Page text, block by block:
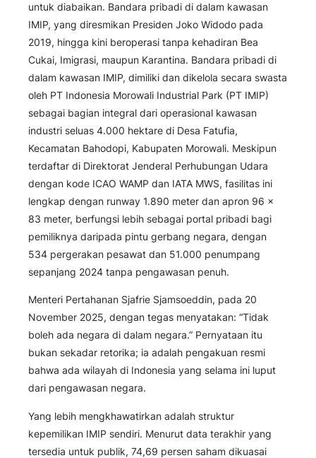
untuk diabaikan. Bandara pribadi di dalam kawasan
IMIP, yang diresmikan Presiden Joko Widodo pada
2019, hingga kini beroperasi tanpa kehadiran Bea
Cukai, Imigrasi, maupun Karantina. Bandara pribadi di
dalam kawasan IMIP, dimiliki dan dikelola secara swasta
oleh PT Indonesia Morowali Industrial Park (PT IMIP)
sebagai bagian integral dari operasional kawasan
industri seluas 4.000 hektare di Desa Fatufia,
Kecamatan Bahodopi, Kabupaten Morowali. Meskipun
terdaftar di Direktorat Jenderal Perhubungan Udara
dengan kode ICAO WAMP dan IATA MWS, fasilitas ini
lengkap dengan runway 1.890 meter dan apron 96 ×
83 meter, berfungsi lebih sebagai portal pribadi bagi
pemiliknya daripada pintu gerbang negara, dengan
534 pergerakan pesawat dan 51.000 penumpang
sepanjang 2024 tanpa pengawasan penuh.
Menteri Pertahanan Sjafrie Sjamsoeddin, pada 20
November 2025, dengan tegas menyatakan: “Tidak
boleh ada negara di dalam negara.” Pernyataan itu
bukan sekadar retorika; ia adalah pengakuan resmi
bahwa ada wilayah di Indonesia yang selama ini luput
dari pengawasan negara.
Yang lebih mengkhawatirkan adalah struktur
kepemilikan IMIP sendiri. Menurut data terakhir yang
tersedia untuk publik, 74,69 persen saham dikuasai